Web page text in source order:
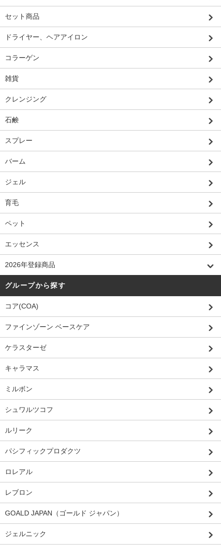
セット商品
ドライヤー、ヘアアイロン
コラーゲン
雑貨
クレンジング
石鹸
スプレー
バーム
ジェル
育毛
ペット
エッセンス
2026年登録商品
グループから探す
コア(COA)
ファインゾーン ベースケア
ケラスターゼ
キャラマス
ミルボン
シュワルツコフ
ルリーク
パシフィックプロダクツ
ロレアル
レブロン
GOALD JAPAN（ゴールド ジャパン）
ジェルニック